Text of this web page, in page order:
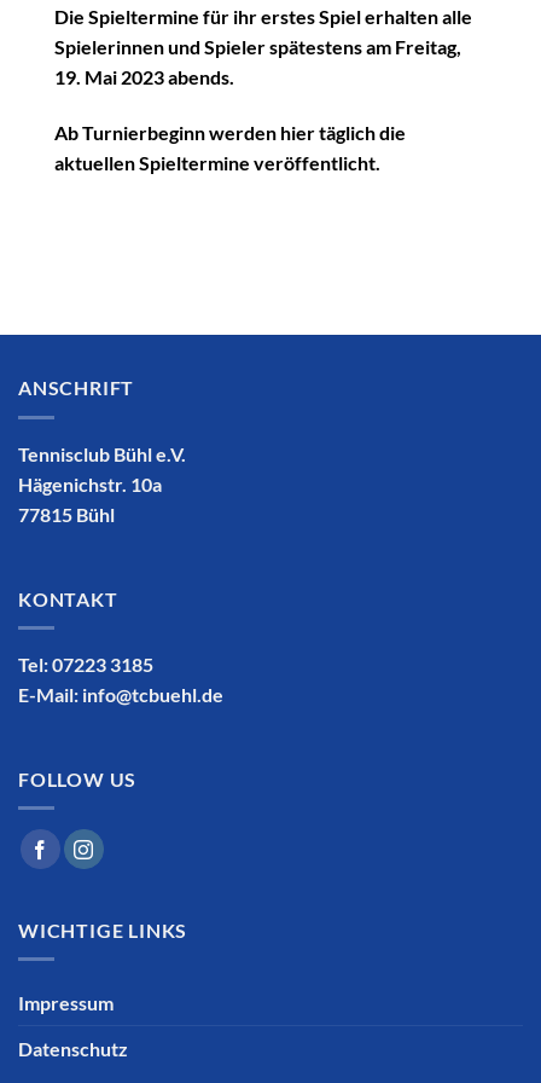
Die Spieltermine für ihr erstes Spiel erhalten alle
Spielerinnen und Spieler spätestens am Freitag,
19. Mai 2023abends.
Ab Turnierbeginn werden hier täglich die
aktuellen Spieltermine veröffentlicht.
ANSCHRIFT
Tennisclub Bühl e.V.
Hägenichstr. 10a
77815 Bühl
KONTAKT
Tel: 07223 3185
E-Mail: info@tcbuehl.de
FOLLOW US
WICHTIGE LINKS
Impressum
Datenschutz